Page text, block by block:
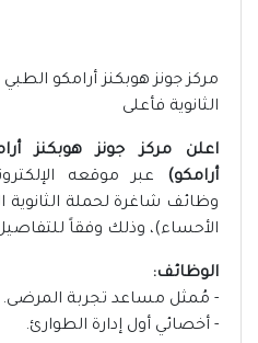
مركز جونز هوبكنز أرامكو
الثانوية فأعلى
اعلن مركز جونز هوبكنز
أرامكو) عبر موقعه
وظائف شاغرة لحملة الثانوية
الأحساء)، وذلك وفقاً
الوظائف:
- مُمثل مساعد تجربة المرضى.
- أخصائي أول إدارة الطوارئ.